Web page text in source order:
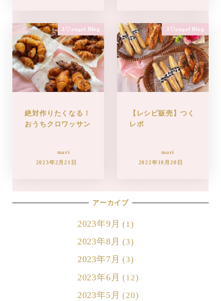
3♡angel Blog
絶対作りたくなる！
おうちクロワッサン
mari
2023年2月21日
3♡angel Blog
【レシピ販売】つく
レポ
mari
2022年10月20日
アーカイブ
2023年9月 (1)
2023年8月 (3)
2023年7月 (3)
2023年6月 (12)
2023年5月 (20)